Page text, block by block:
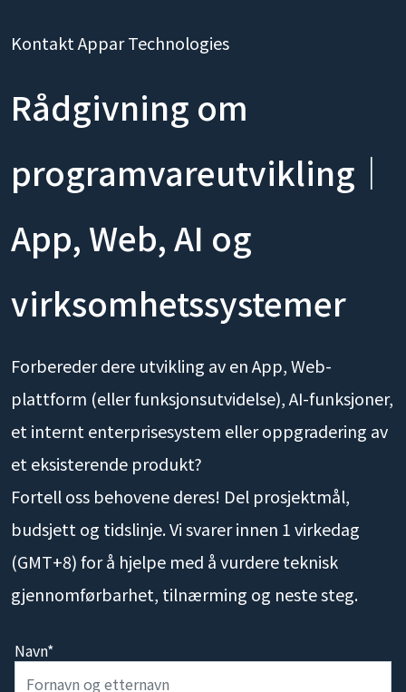
Kontakt Appar Technologies
Rådgivning om
programvareutvikling｜
App, Web, AI og
virksomhetssystemer
Forbereder dere utvikling av en App, Web-
plattform (eller funksjonsutvidelse), AI-funksjoner,
et internt enterprisesystem eller oppgradering av
et eksisterende produkt?
Fortell oss behovene deres! Del prosjektmål,
budsjett og tidslinje. Vi svarer innen 1 virkedag
(GMT+8) for å hjelpe med å vurdere teknisk
gjennomførbarhet, tilnærming og neste steg.
Navn*